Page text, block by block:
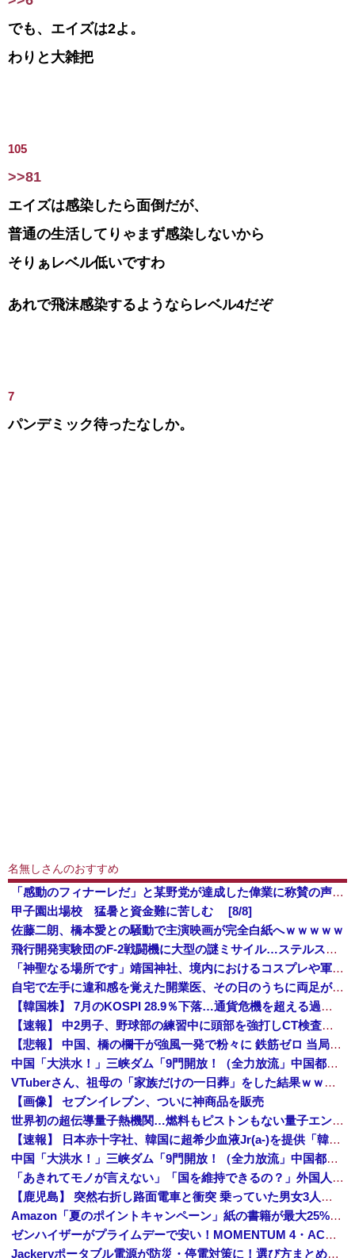
でも、エイズは2よ。
わりと大雑把
105
>>81
エイズは感染したら面倒だが、
普通の生活してりゃまず感染しないから
そりぁレベル低いですわ
あれで飛沫感染するようならレベル4だぞ
7
パンデミック待ったなしか。
名無しさんのおすすめ
「感動のフィナーレだ」と某野党が達成した偉業に称賛の声が殺到、なんかヒーロー番組の最終回を見ているような気分に……
甲子園出場校 猛暑と資金難に苦しむ [8/8]
佐藤二朗、橋本愛との騒動で主演映画が完全白紙へｗｗｗｗｗ
飛行開発実験団のF-2戦闘機に大型の謎ミサイル…ステルス性と射程1000kmを誇る「最新鋭の空母キラー」か？！
「神聖なる場所です」靖国神社、境内におけるコスプレや軍装の禁止を発表
自宅で左手に違和感を覚えた開業医、その日のうちに両足が動かなくなり入院すると……
【韓国株】 7月のKOSPI 28.9％下落…通貨危機を超える過去最大の下げ幅
【速報】 中2男子、野球部の練習中に頭部を強打しCT検査→70代医師「問題ないです」→中学生死亡「他人のCT画像みてました」
【悲報】 中国、橋の欄干が強風一発で粉々に 鉄筋ゼロ 当局「接着剤でくっつけただけ」「正常で、品質問題はない」
中国「大洪水！」三峡ダム「9門開放！（全力放流」中国都市「三峡沿線の道路水没」中国政府「高速道路封鎖！」中国ダム「緊急放流に合わせて開門（土砂崩れ発生」→
VTuberさん、祖母の「家族だけの一日葬」をした結果ｗｗｗｗｗｗｗ
【画像】 セブンイレブン、ついに神商品を販売
世界初の超伝導量子熱機関…燃料もピストンもない量子エンジンが回った！
【速報】 日本赤十字社、韓国に超希少血液Jr(a-)を提供「韓国内では適合する血液を確保できなかった」※今回で4回目
中国「大洪水！」三峡ダム「9門開放！（全力放流」中国都市「三峡沿線の道路水没」中国政府「高速道路封鎖！」中国ダム「緊急放流に合わせて開門（土砂崩れ発生」→
「あきれてモノが言えない」「国を維持できるの？」外国人の永住許可要件の厳格化で在日中国人の本音は？
【鹿児島】 突然右折し路面電車と衝突 乗っていた男女3人は車を放置しダッシュで逃走中
Amazon「夏のポイントキャンペーン」紙の書籍が最大25%ポイント還元 対象と条件を整理（2026年7月）
ゼンハイザーがプライムデーで安い！MOMENTUM 4・ACCENTUMなど対象モデルまとめ！
Jackeryポータブル電源が防災・停電対策に！選び方まとめ【プライムデー最終日】